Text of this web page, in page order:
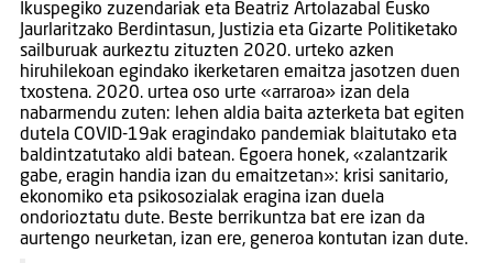
Ikuspegiko zuzendariak eta Beatriz Artolazabal Eusko
Jaurlaritzako Berdintasun, Justizia eta Gizarte Politiketako
sailburuak aurkeztu zituzten 2020. urteko azken
hiruhilekoan egindako ikerketaren emaitza jasotzen duen
txostena. 2020. urtea oso urte «arraroa» izan dela
nabarmendu zuten: lehen aldia baita azterketa bat egiten
dutela COVID-19ak eragindako pandemiak blaitutako eta
baldintzatutako aldi batean. Egoera honek, «zalantzarik
gabe, eragin handia izan du emaitzetan»: krisi sanitario,
ekonomiko eta psikosozialak eragina izan duela
ondorioztatu dute. Beste berrikuntza bat ere izan da
aurtengo neurketan, izan ere, generoa kontutan izan dute.